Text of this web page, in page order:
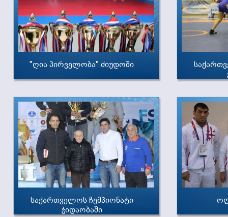
"ღია პირველობა" ძიუდოში
საქართველოს ჩემპიონატი
ჭიდაობაში